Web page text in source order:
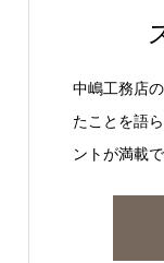
中嶋工務店
たことを語
ントが満載で